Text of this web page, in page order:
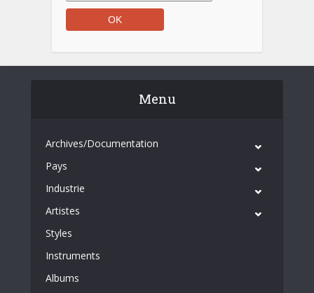
Menu
Archives/Documentation
Pays
Industrie
Artistes
Styles
Instruments
Albums